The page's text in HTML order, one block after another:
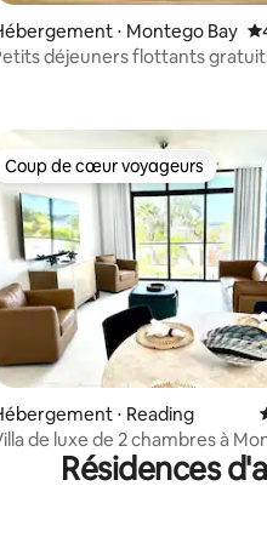
⋅ Montego Bay
déjeuners flottants
moyenne sur la base de 7
Coup de cœur voyageurs
Coup de cœur voyageurs
⋅ Reading
de luxe de 2 chambres à
Bay | Vue sur l'océan et piscine
Résidences